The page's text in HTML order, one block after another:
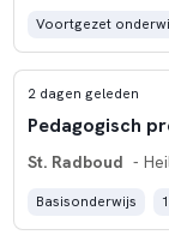
Voortgezet
2 dagen geleden
Pedagogisch
St. Radboud -
Basisonderwijs